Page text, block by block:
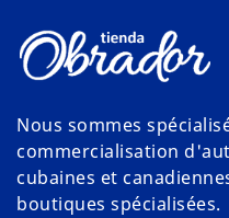
Nous sommes
commercialisation
cubaines et
boutiques spécialisées.